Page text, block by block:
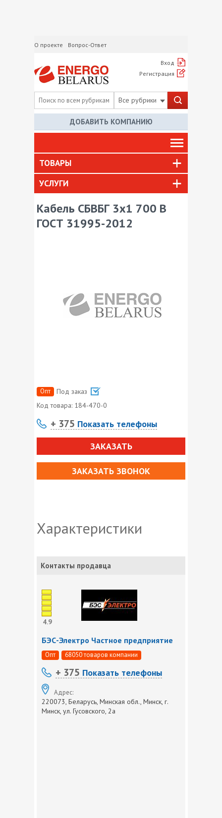
О проекте Вопрос-Ответ
Вход
Регистрация
Все рубрики
ДОБАВИТЬ КОМПАНИЮ
ТОВАРЫ
УСЛУГИ
Кабель СБВБГ 3х1 700 В
ГОСТ 31995-2012
Опт
Под заказ
Код товара: 184-470-0
+ 375 Показать телефоны
ЗАКАЗАТЬ
ЗАКАЗАТЬ ЗВОНОК
Характеристики
Контакты продавца
4.9
БЭС-Электро Частное предприятие
Опт 68050 товаров компании
+ 375 Показать телефоны
Адрес:
220073, Беларусь, Минская обл., Минск, г.
Минск, ул. Гусовского, 2а